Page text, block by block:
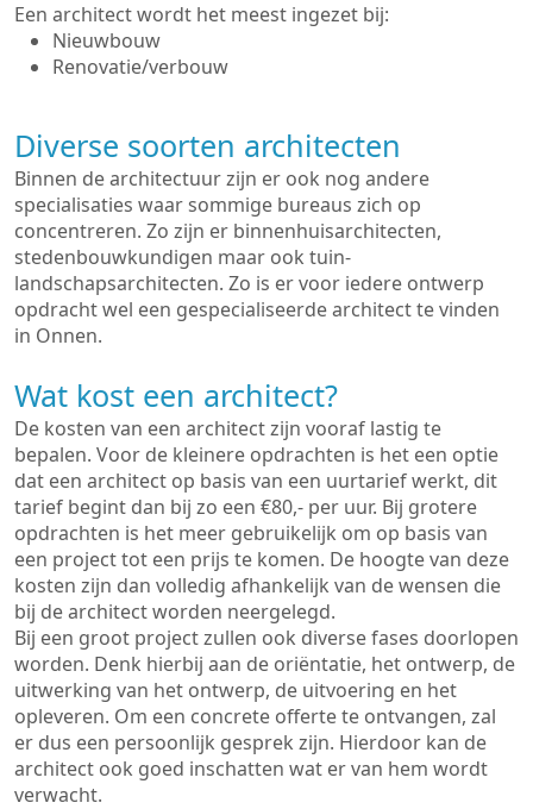
Een architect wordt het meest ingezet bij:
Nieuwbouw
Renovatie/verbouw
Diverse soorten architecten
Binnen de architectuur zijn er ook nog andere
specialisaties waar sommige bureaus zich op
concentreren. Zo zijn er binnenhuisarchitecten,
stedenbouwkundigen maar ook tuin-
landschapsarchitecten. Zo is er voor iedere ontwerp
opdracht wel een gespecialiseerde architect te vinden
in Onnen.
Wat kost een architect?
De kosten van een architect zijn vooraf lastig te
bepalen. Voor de kleinere opdrachten is het een optie
dat een architect op basis van een uurtarief werkt, dit
tarief begint dan bij zo een €80,- per uur. Bij grotere
opdrachten is het meer gebruikelijk om op basis van
een project tot een prijs te komen. De hoogte van deze
kosten zijn dan volledig afhankelijk van de wensen die
bij de architect worden neergelegd.
Bij een groot project zullen ook diverse fases doorlopen
worden. Denk hierbij aan de oriëntatie, het ontwerp, de
uitwerking van het ontwerp, de uitvoering en het
opleveren. Om een concrete offerte te ontvangen, zal
er dus een persoonlijk gesprek zijn. Hierdoor kan de
architect ook goed inschatten wat er van hem wordt
verwacht.